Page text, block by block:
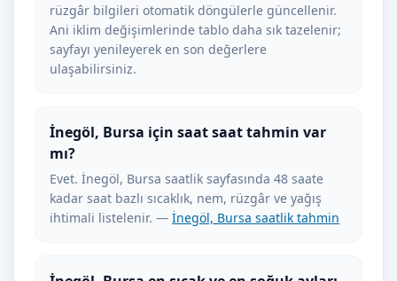
rüzgâr bilgileri otomatik döngülerle güncellenir.
Ani iklim değişimlerinde tablo daha sık tazelenir;
sayfayı yenileyerek en son değerlere
ulaşabilirsiniz.
İnegöl, Bursa için saat saat tahmin var
mı?
Evet. İnegöl, Bursa saatlik sayfasında 48 saate
kadar saat bazlı sıcaklık, nem, rüzgâr ve yağış
ihtimali listelenir. — İnegöl, Bursa saatlik tahmin